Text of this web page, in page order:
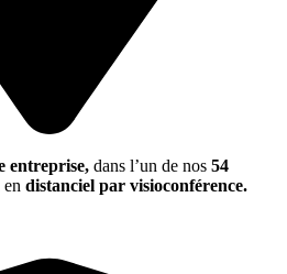
entreprise, dans l’un de nos 54
en distanciel par visioconférence.